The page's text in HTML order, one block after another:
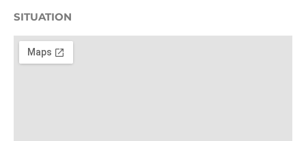
SITUATION